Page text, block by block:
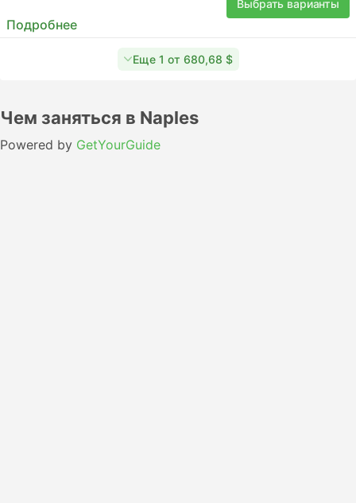
Выбрать варианты
Подробнее
Еще 1 от 680,68 $
Чем заняться в Naples
Powered by GetYourGuide